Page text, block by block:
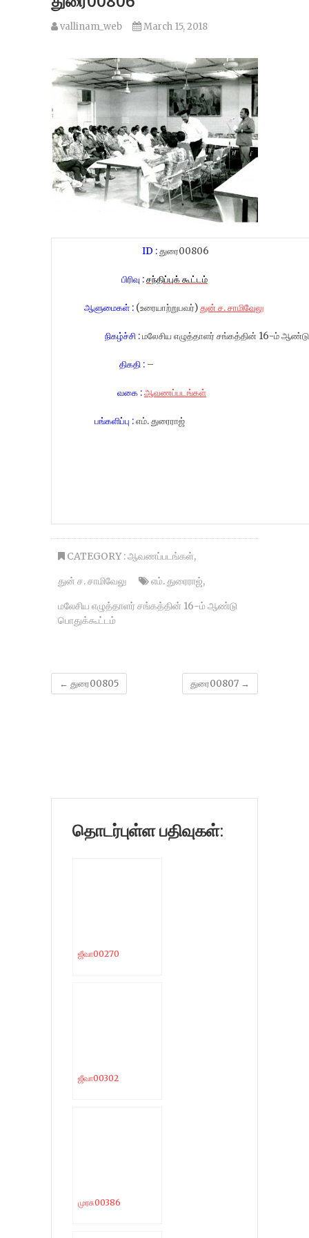
vallinam_web March 15, 2018
ID :துரை00806
பிரிவு :சந்திப்புக் கூட்டம்
ஆளுமைகள் : (உரையாற்றுபவர்)துன் ச. சாமிவேலு
நிகழ்ச்சி :மலேசிய எழுத்தாளர் சங்கத்தின் 16-ம்
திகதி : –
வகை :ஆவணப்படங்கள்
பங்களிப்பு :எம். துரைராஜ்
CATEGORY :ஆவணப்படங்கள்,
துன் ச. சாமிவேலு
எம். துரைராஜ்,
மலேசிய எழுத்தாளர் சங்கத்தின் 16-ம் ஆண்டு
பொதுக்கூட்டம்
← துரை00805 துரை00807 →
தொடர்புள்ள பதிவுகள்:
ஜீவா00270
ஜீவா00302
முரசு00386